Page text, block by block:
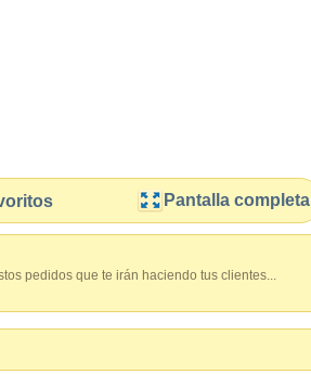
Pantalla completa
pedidos que te irán haciendo tus clientes...